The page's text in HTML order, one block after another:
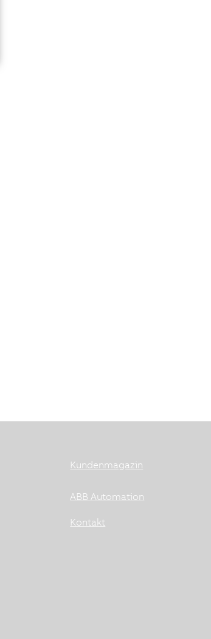
Kundenmagazin
ABB Automation
Kontakt